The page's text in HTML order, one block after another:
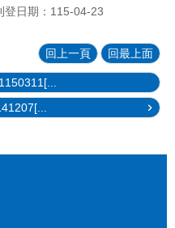
登日期：115-04-23
回上一頁 回最上面